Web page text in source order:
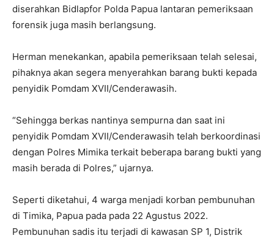
diserahkan Bidlapfor Polda Papua lantaran pemeriksaan
forensik juga masih berlangsung.
Herman menekankan, apabila pemeriksaan telah selesai,
pihaknya akan segera menyerahkan barang bukti kepada
penyidik Pomdam XVII/Cenderawasih.
“Sehingga berkas nantinya sempurna dan saat ini
penyidik Pomdam XVII/Cenderawasih telah berkoordinasi
dengan Polres Mimika terkait beberapa barang bukti yang
masih berada di Polres,” ujarnya.
Seperti diketahui, 4 warga menjadi korban pembunuhan
di Timika, Papua pada pada 22 Agustus 2022.
Pembunuhan sadis itu terjadi di kawasan SP 1, Distrik